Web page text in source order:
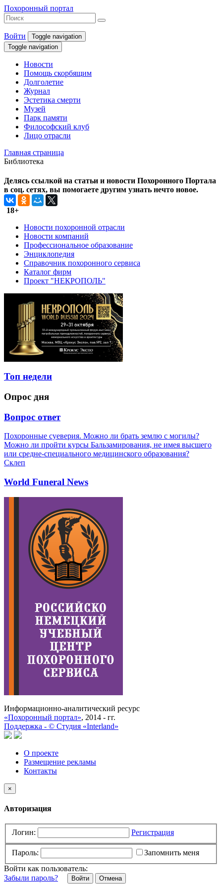
Похоронный портал
Войти
Toggle navigation
Toggle navigation
Новости
Помощь скорбящим
Долголетие
Журнал
Эстетика смерти
Музей
Парк памяти
Философский клуб
Лицо отрасли
Главная страница
Библиотека
Делясь ссылкой на статьи и новости Похоронного Портала
в соц. сетях, вы помогаете другим узнать нечто новое.
18+
Новости похоронной отрасли
Новости компаний
Профессиональное образование
Энциклопедия
Справочник похоронного сервиса
Каталог фирм
Проект "НЕКРОПОЛЬ"
Топ недели
Опрос дня
Вопрос ответ
Похоронные суеверия. Можно ли брать землю с могилы?
Можно ли пройти курсы Бальзамирования, не имея высшего
или средне-специального медицинского образования?
Склеп
World Funeral News
Информационно-аналитический ресурс
«Похоронный портал», 2014 - гг.
Поддержка - © Cтудия «Interland»
О проекте
Размещение рекламы
Контакты
×
Авторизация
Логин: Регистрация
Пароль:
Запомнить меня
Войти как пользователь:
Забыли пароль?
Отмена